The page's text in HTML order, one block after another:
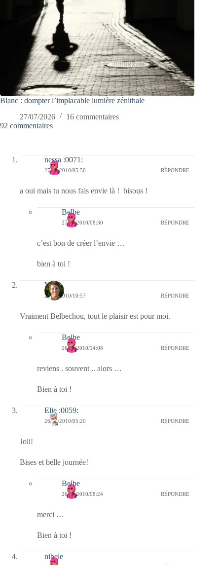
Blanc : dompter l’implacable lumière zénithale
27/07/2026
16 commentaires
92 commentaires
nessa :0071:
27/10/2010/05:50 RÉPONDRE
a oui mais tu nous fais envie là ! bisous !
Belbe
27/10/2010/08:30 RÉPONDRE
c’est bon de créer l’envie …
bien à toi !
Véb
26/10/2010/10:57 RÉPONDRE
Vraiment Belbechou, tout le plaisir est pour moi.
Belbe
26/10/2010/14:08 RÉPONDRE
reviens . souvent .. alors …
Bien à toi !
Elie :0059:
26/10/2010/05:20 RÉPONDRE
Joli!
Bises et belle journée!
Belbe
26/10/2010/08:24 RÉPONDRE
merci …
Bien à toi !
nibele